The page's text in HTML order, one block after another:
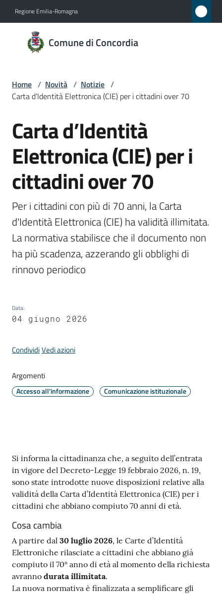
Regione Emilia-Romagna
Comune di Concordia
Comune
di
Novità
Servizi
Vivere
Concordia
Periodico
Concordia
Sportello
telematico
gli
argomenti...
Home / Novità / Notizie /
Carta d’Identità Elettronica (CIE) per i cittadini over 70
Salta al contenuto
Carta d’Identità
Elettronica (CIE) per i
cittadini over 70
Per i cittadini con più di 70 anni, la Carta
d'Identità Elettronica (CIE) ha validità illimitata.
La normativa stabilisce che il documento non
ha più scadenza, azzerando gli obblighi di
rinnovo periodico
Data:
04 giugno 2026
CondividiVedi azioni
Argomenti
Accesso all'informazione Comunicazione istituzionale
Contenuto
Si informa la cittadinanza che, a seguito dell’entrata
in vigore del Decreto-Legge 19 febbraio 2026, n. 19,
sono state introdotte nuove disposizioni relative alla
validità della Carta d’Identità Elettronica (CIE) per i
cittadini che abbiano compiuto 70 anni di età.
Cosa cambia
A partire dal 30 luglio 2026, le Carte d’Identità
Elettroniche rilasciate a cittadini che abbiano già
compiuto il 70° anno di età al momento della richiesta
avranno durata illimitata.
La nuova normativa è finalizzata a semplificare gli